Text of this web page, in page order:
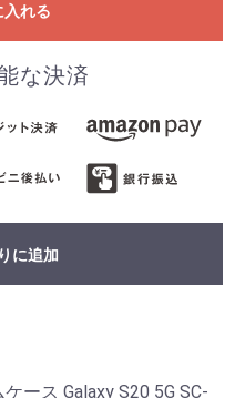
入れる
な決済
に追加
ース Galaxy S20 5G SC-